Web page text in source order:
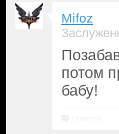
Mifoz
потом
бабу!